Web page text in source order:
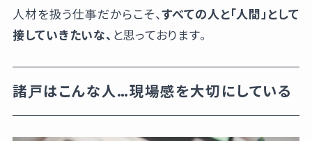
人材を扱う仕事だからこそ、すべての人と「人間」として
接していきたいな、 と思っております。
諸戸はこんな人…現場感を大切にしている